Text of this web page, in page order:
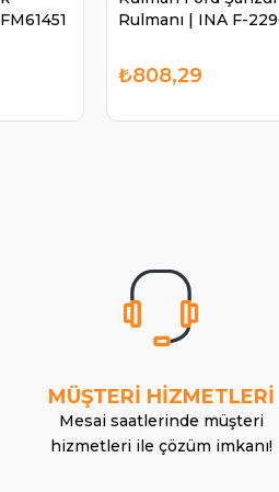
Rulmanı | INA F-
₺808,29
MÜŞTERİ HİZMETLERİ
Mesai saatlerinde müşteri
hizmetleri ile çözüm imkanı!